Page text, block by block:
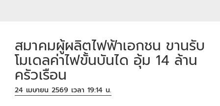
สมาคมผู้ผลิตไฟฟ้าเอกชน ขานรับ
โมเดลค่าไฟขั้นบันได อุ้ม 14 ล้าน
ครัวเรือน
24 เมษายน 2569 เวลา 19:14 น.